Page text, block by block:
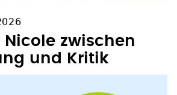
Nicole zwischen
und Kritik